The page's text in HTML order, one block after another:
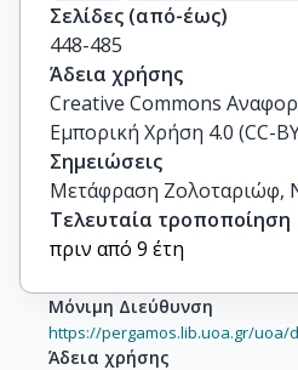
Σελίδες (από-έως)
448-485
Άδεια χρήσης
Creative Commons
Εμπορική Χρήση 4.0 (CC-
Σημειώσεις
Μετάφραση Ζολοταριώφ,
Τελευταία τροποποίηση
πριν από 9 έτη
Μόνιμη Διεύθυνση
https://pergamos.lib.uoa.gr/uoa/
Άδεια χρήσης